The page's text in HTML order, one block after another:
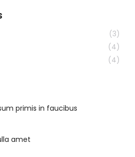
(3)
(4)
(4)
primis in faucibus
amet